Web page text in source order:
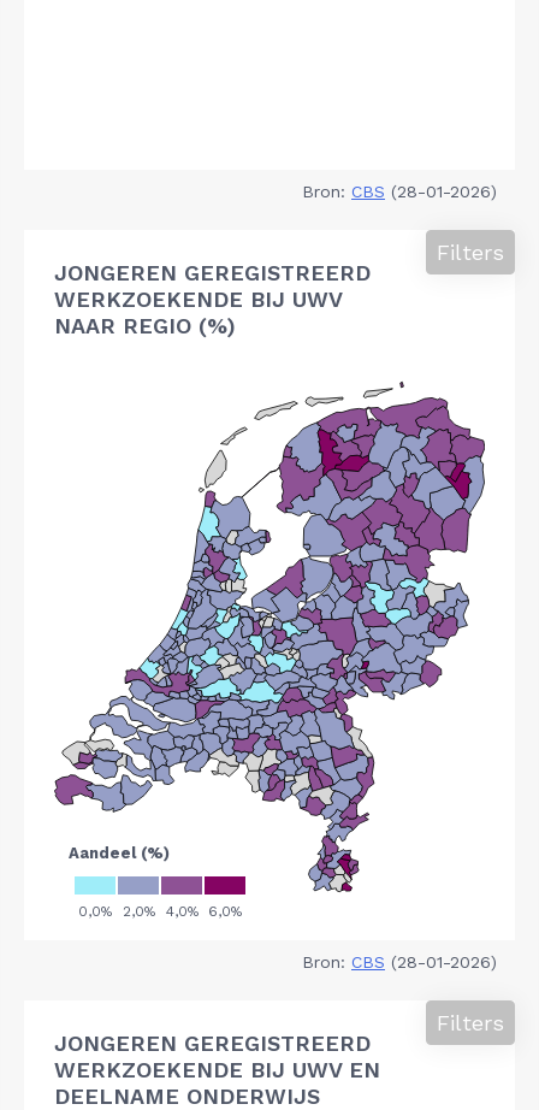
Bron: CBS (28-01-2026)
JONGEREN GEREGISTREERD
WERKZOEKENDE BIJ UWV
NAAR REGIO (%)
Filters
Bron: CBS (28-01-2026)
JONGEREN GEREGISTREERD
WERKZOEKENDE BIJ UWV EN
DEELNAME ONDERWIJS
Filters